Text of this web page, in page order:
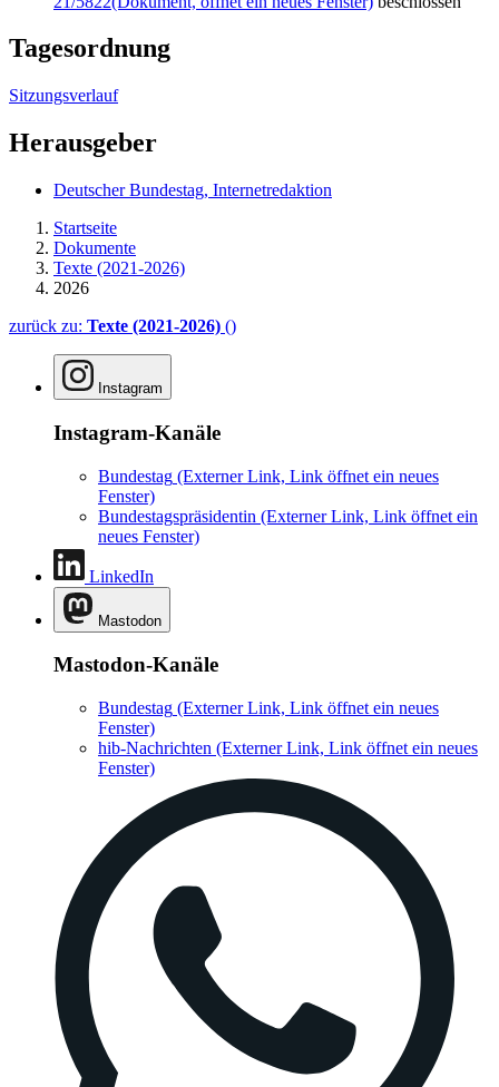
Tagesordnung
Sitzungsverlauf
Herausgeber
Deutscher Bundestag, Internetredaktion
Startseite
Dokumente
Texte (2021-2026)
2026
zurück zu: Texte (2021-2026) ()
Instagram
Instagram-Kanäle
Bundestag (Externer Link, Link öffnet ein neues
Fenster)
Bundestagspräsidentin (Externer Link, Link öffnet ein
neues Fenster)
LinkedIn
Mastodon
Mastodon-Kanäle
Bundestag (Externer Link, Link öffnet ein neues
Fenster)
hib-Nachrichten (Externer Link, Link öffnet ein neues
Fenster)